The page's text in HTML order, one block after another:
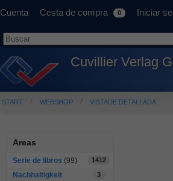
Cuenta Cesta de compra 0 Iniciar
Cuvillier Verlag
START WEBSHOP VISTADE DETALLADA
Areas
Serie de libros (99) 1412
Nachhaltigkeit 3